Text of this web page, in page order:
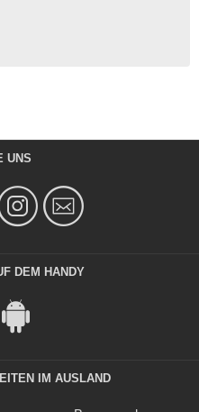
UNS
DEM HANDY
IM AUSLAND